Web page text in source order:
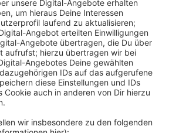
dieser Frist nichts passiert
teilweisen Sperrung gekommen.
erklären die Alexianer, dass sie
Fachplanern daran arbeiten das
komplett nutzen zu können. Sie
Sicht niemand gefährdet ist.
Teilnehmer arbeiten in anderen
dem Prozess das AlexTagWerk
wollen sich die Alexianer weiter